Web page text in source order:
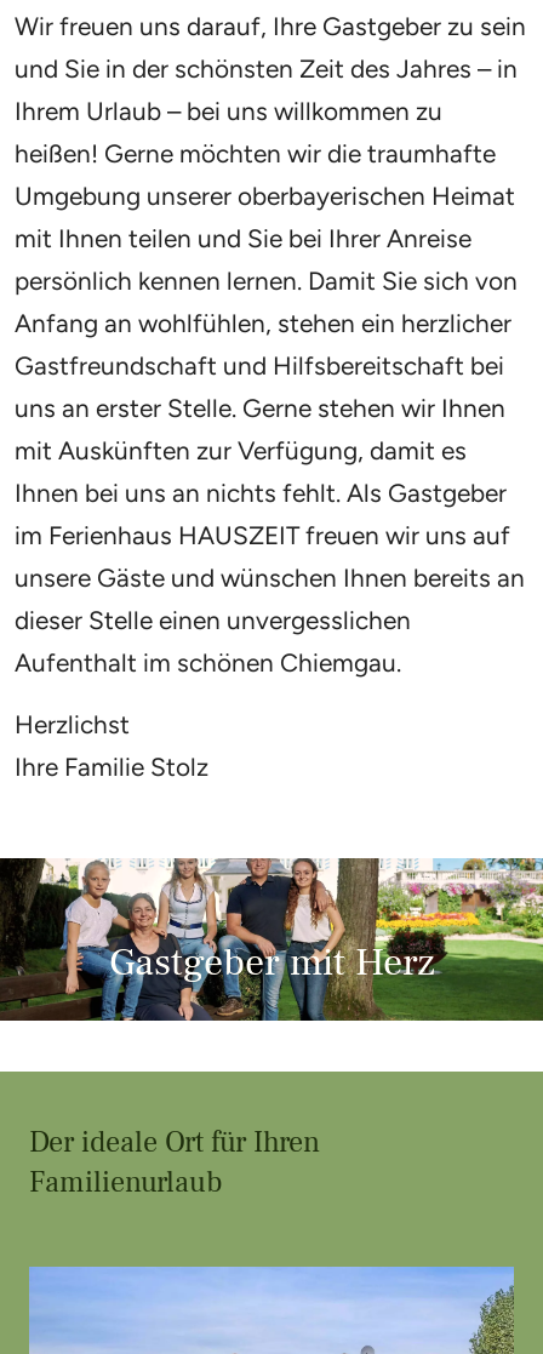
Wir freuen uns darauf, Ihre Gastgeber zu sein
und Sie in der schönsten Zeit des Jahres – in
Ihrem Urlaub – bei uns willkommen zu
heißen! Gerne möchten wir die traumhafte
Umgebung unserer oberbayerischen Heimat
mit Ihnen teilen und Sie bei Ihrer Anreise
persönlich kennen lernen. Damit Sie sich von
Anfang an wohlfühlen, stehen ein herzlicher
Gastfreundschaft und Hilfsbereitschaft bei
uns an erster Stelle. Gerne stehen wir Ihnen
mit Auskünften zur Verfügung, damit es
Ihnen bei uns an nichts fehlt. Als Gastgeber
im Ferienhaus HAUSZEIT freuen wir uns auf
unsere Gäste und wünschen Ihnen bereits an
dieser Stelle einen unvergesslichen
Aufenthalt im schönen Chiemgau.
Herzlichst
Ihre Familie Stolz
Gastgeber mit Herz
Der ideale Ort für Ihren
Familienurlaub